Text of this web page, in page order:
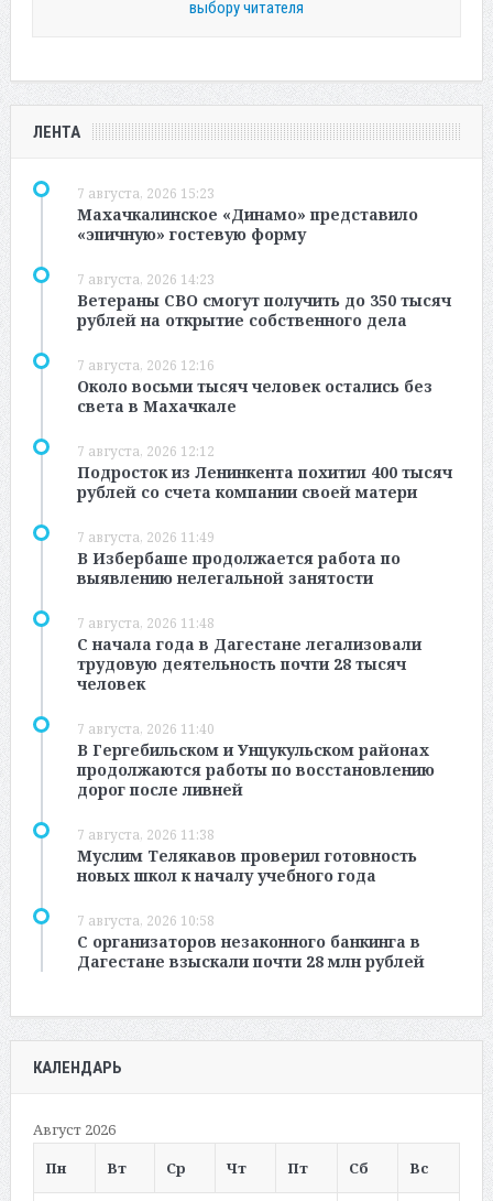
выбору читателя
ЛЕНТА
7 августа, 2026 15:23
Махачкалинское «Динамо» представило
«эпичную» гостевую форму
7 августа, 2026 14:23
Ветераны СВО смогут получить до 350 тысяч
рублей на открытие собственного дела
7 августа, 2026 12:16
Около восьми тысяч человек остались без
света в Махачкале
7 августа, 2026 12:12
Подросток из Ленинкента похитил 400 тысяч
рублей со счета компании своей матери
7 августа, 2026 11:49
В Избербаше продолжается работа по
выявлению нелегальной занятости
7 августа, 2026 11:48
С начала года в Дагестане легализовали
трудовую деятельность почти 28 тысяч
человек
7 августа, 2026 11:40
В Гергебильском и Унцукульском районах
продолжаются работы по восстановлению
дорог после ливней
7 августа, 2026 11:38
Муслим Телякавов проверил готовность
новых школ к началу учебного года
7 августа, 2026 10:58
С организаторов незаконного банкинга в
Дагестане взыскали почти 28 млн рублей
КАЛЕНДАРЬ
Август 2026
Пн
Вт Ср Чт Пт Сб Вс